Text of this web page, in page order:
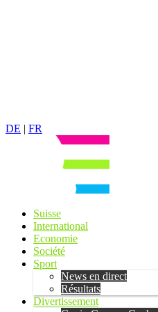
DE | FR
Suisse
International
Economie
Société
Sport
News en direct
Résultats
Divertissement